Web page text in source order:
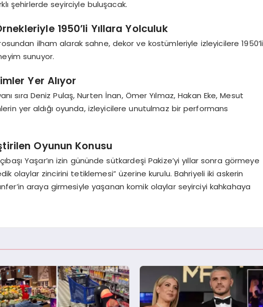
şehirlerde seyirciyle buluşacak.
1950’li Yıllara Yolculuk
ilham alarak sahne, dekor ve kostümleriyle izleyicilere 1950’li
sunuyor.
Yer Alıyor
sıra Deniz Pulaş, Nurten İnan, Ömer Yılmaz, Hakan Eke, Mesut
yer aldığı oyunda, izleyicilere unutulmaz bir performans
Oyunun Konusu
Yaşar’ın izin gününde sütkardeşi Pakize’yi yıllar sonra görmeye
olaylar zincirini tetiklemesi” üzerine kurulu. Bahriyeli iki askerin
araya girmesiyle yaşanan komik olaylar seyirciyi kahkahaya